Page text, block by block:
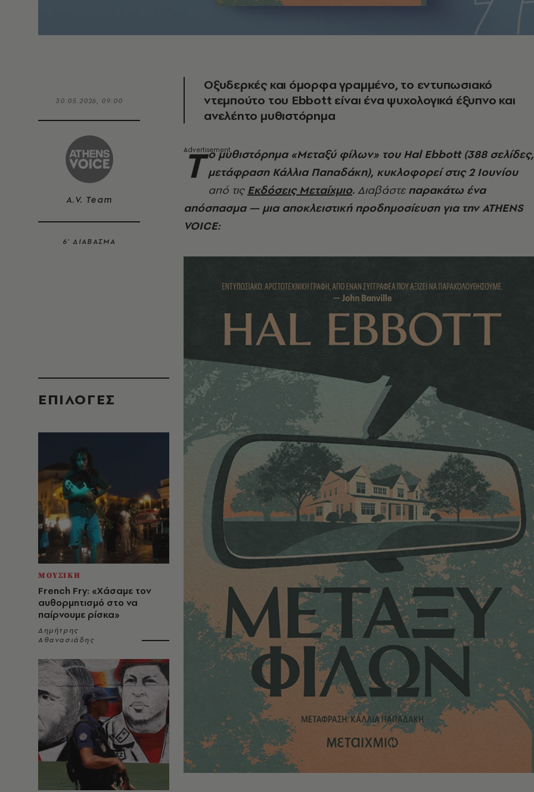
30.05.2026, 09:00
A.V. Team
6’ ΔΙΑΒΑΣΜΑ
EΠΙΛΟΓΈΣ
ΜΟΥΣΙΚΗ
French Fry: «Χάσαμε τον
αυθορμητισμό στο να
παίρνουμε ρίσκα»
Δημήτρης
Αθανασιάδης
Οξυδερκές και όμορφα γραμμένο, το εντυπωσιακό
ντεμπούτο του Ebbott είναι ένα ψυχολογικά έξυπνο και
ανελέητο μυθιστόρημα
Τ ο μυθιστόρημα «Μεταξύ φίλων» του Hal Ebbott (388 σελίδες,
μετάφραση Κάλλια Παπαδάκη), κυκλοφορεί στις 2 Ιουνίου
από τις Εκδόσεις Μεταίχμιο. Διαβάστεπαρακάτω ένα
απόσπασμα — μια αποκλειστική προδημοσίευση για τηνATHENS
VOICE: